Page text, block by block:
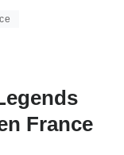
France